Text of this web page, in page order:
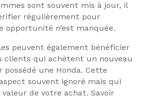
sont souvent mis à jour, il
régulièrement pour
opportunité n’est manquée.
peuvent également bénéficier
clients qui achètent un nouveau
possédé une Honda. Cette
souvent ignoré mais qui
de votre achat. Savoir